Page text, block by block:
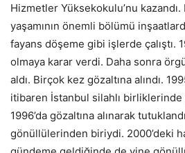
Hizmetler Yüksekokulu’nu
yaşamının önemli bölümü
fayans döşeme gibi işlerde çalıştı.
olmaya karar verdi. Daha sonra
aldı. Birçok kez gözaltına alındı.
itibaren İstanbul silahlı
1996’da gözaltına alınarak
gönüllülerinden biriydi. 2000’deki